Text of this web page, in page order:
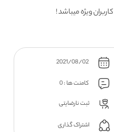
ویژه میباشد !
2021/08/02
کامنت ها : 0
ثبت نارضایتی
اشتراک گذاری